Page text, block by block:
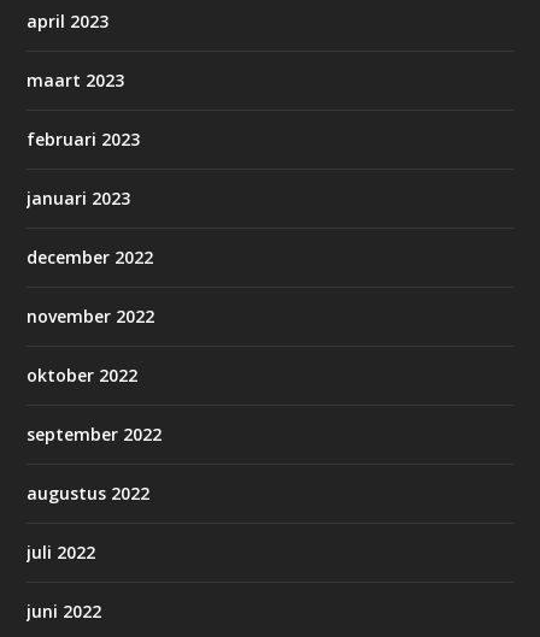
april 2023
maart 2023
februari 2023
januari 2023
december 2022
november 2022
oktober 2022
september 2022
augustus 2022
juli 2022
juni 2022